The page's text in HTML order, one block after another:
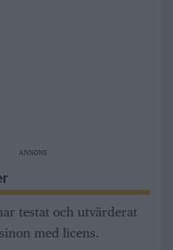
ANNONS
testat och utvärderat
med licens.